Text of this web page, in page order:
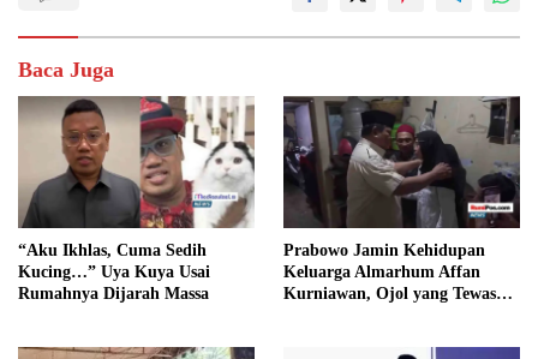
Baca Juga
“Aku Ikhlas, Cuma Sedih
Kucing…” Uya Kuya Usai
Rumahnya Dijarah Massa
Prabowo Jamin Kehidupan
Keluarga Almarhum Affan
Kurniawan, Ojol yang Tewas